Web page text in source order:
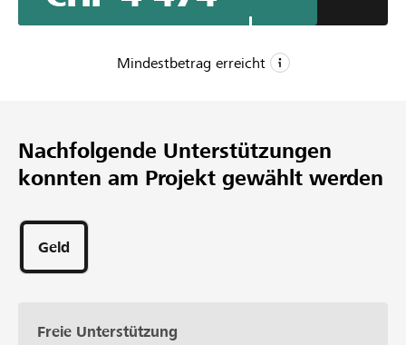
Mindestbetrag erreicht
CHF 5’500
Wunschbetrag
Unterstützungen
Nachfolgende Unterstützungen
konnten am Projekt gewählt werden
Geld
Freie Unterstützung